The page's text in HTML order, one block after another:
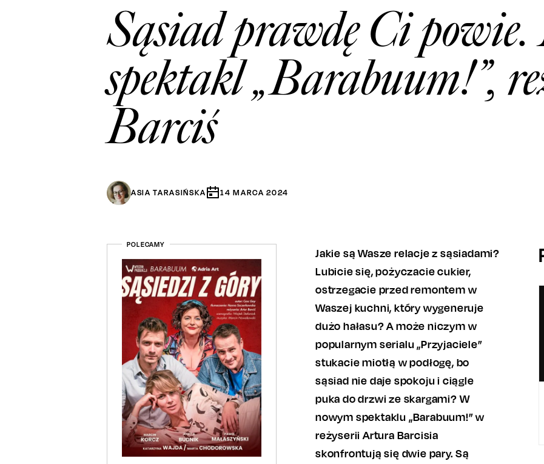
Sąsiad prawdę Ci
spektakl „Barabuum!”,
Barciś
ASIA TARASIŃSKA 14 MARCA 2024
POLECAMY
Jakie są Wasze relacje z sąsiadami?
Lubicie się, pożyczacie cukier,
ostrzegacie przed remontem w
Waszej kuchni, który wygeneruje
dużo hałasu? A może niczym w
popularnym serialu „Przyjaciele”
stukacie miotłą w podłogę, bo
sąsiad nie daje spokoju i ciągle
puka do drzwi ze skargami? W
nowym spektaklu „Barabuum!” w
reżyserii Artura Barcisia
skonfrontują się dwie pary. Są